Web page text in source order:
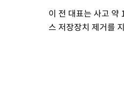
이 전 대표는 사고 약
스 저장장치 제거를